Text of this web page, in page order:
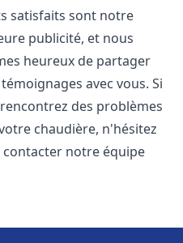
satisfaits sont notre
publicité, et nous
heureux de partager
avec vous. Si
des problèmes
chaudière, n'hésitez
contacter notre équipe